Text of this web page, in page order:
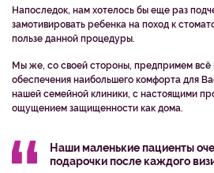
Напоследок, нам хотелось бы еще раз
замотивировать ребенка на поход к
пользе данной процедуры.
Мы же, со своей стороны, предпримем всё
обеспечения наибольшего комфорта для
нашей семейной клиники, с настоящими
ощущением защищенности как дома.
Наши маленькие пациенты
подарочки после каждого